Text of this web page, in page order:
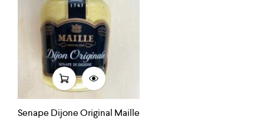
Senape Dijone Original Maille